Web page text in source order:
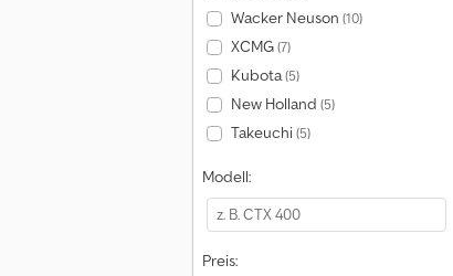
Wacker Neuson (10)
XCMG(7)
Kubota(5)
New Holland (5)
Takeuchi(5)
Modell:
Preis: